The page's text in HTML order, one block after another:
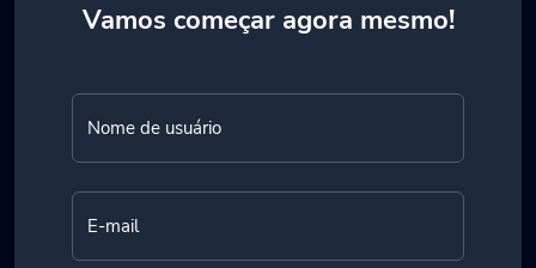
Vamos começar agora mesmo!
Nome de usuário
E-mail